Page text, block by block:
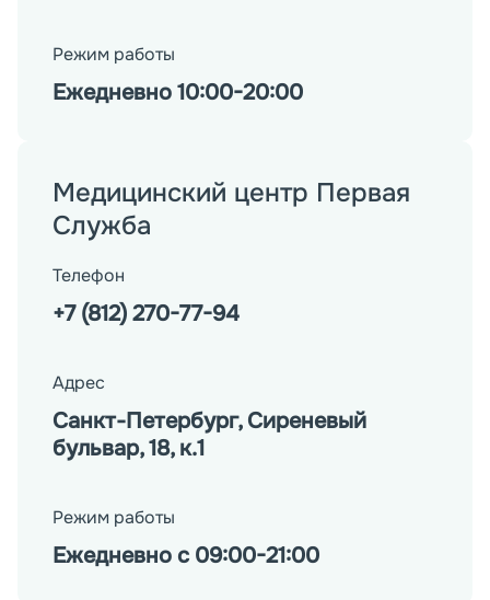
Режим работы
Ежедневно 10:00-20:00
Медицинский центр Первая
Служба
Телефон
+7 (812) 270-77-94
Адрес
Санкт-Петербург, Сиреневый
бульвар, 18, к.1
Режим работы
Ежедневно с 09:00-21:00